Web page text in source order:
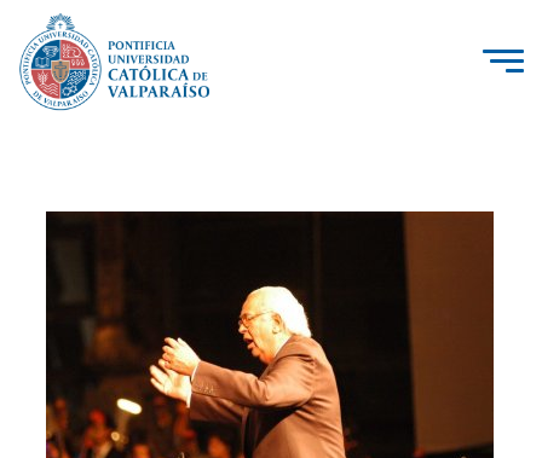
Vinculación con el Medio
Admisión
Pregrado